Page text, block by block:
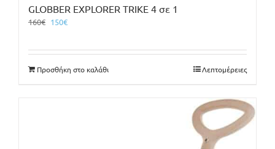
GLOBBER EXPLORER TRIKE 4 σε 1
160€ Original
160€.
150€Η
είναι:
150€.
Προσθήκη στο καλάθι Λεπτομέρειες